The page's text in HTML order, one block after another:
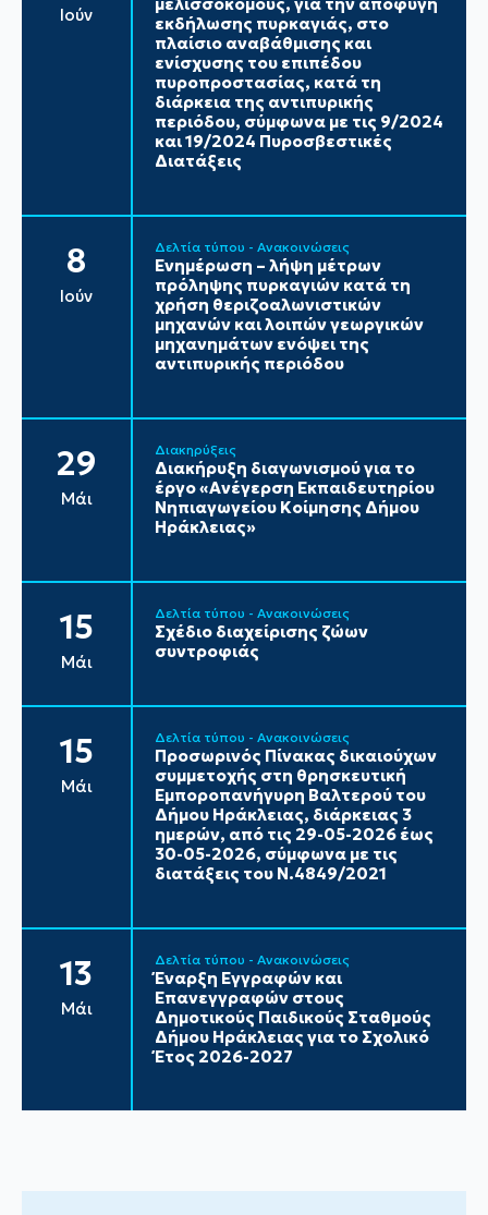
Ιούν
μελισσοκόμους, για την αποφυγή
εκδήλωσης πυρκαγιάς, στο
πλαίσιο αναβάθμισης και
ενίσχυσης του επιπέδου
πυροπροστασίας, κατά τη
διάρκεια της αντιπυρικής
περιόδου, σύμφωνα με τις 9/2024
και 19/2024 Πυροσβεστικές
Διατάξεις
8
Ιούν
Δελτία τύπου - Ανακοινώσεις
Ενημέρωση – λήψη μέτρων
πρόληψης πυρκαγιών κατά τη
χρήση θεριζοαλωνιστικών
μηχανών και λοιπών γεωργικών
μηχανημάτων ενόψει της
αντιπυρικής περιόδου
29
Μάι
Διακηρύξεις
Διακήρυξη διαγωνισμού για το
έργο «Ανέγερση Εκπαιδευτηρίου
Νηπιαγωγείου Κοίμησης Δήμου
Ηράκλειας»
15
Μάι
Δελτία τύπου - Ανακοινώσεις
Σχέδιο διαχείρισης ζώων
συντροφιάς
15
Μάι
Δελτία τύπου - Ανακοινώσεις
Προσωρινός Πίνακας δικαιούχων
συμμετοχής στη θρησκευτική
Εμποροπανήγυρη Βαλτερού του
Δήμου Ηράκλειας, διάρκειας 3
ημερών, από τις 29-05-2026 έως
30-05-2026, σύμφωνα με τις
διατάξεις του Ν.4849/2021
13
Μάι
Δελτία τύπου - Ανακοινώσεις
Έναρξη Εγγραφών και
Επανεγγραφών στους
Δημοτικούς Παιδικούς Σταθμούς
Δήμου Ηράκλειας για το Σχολικό
Έτος 2026-2027